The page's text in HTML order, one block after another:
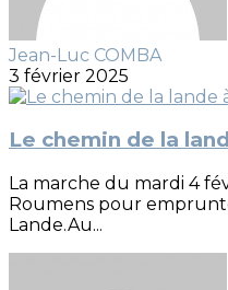
Jean-Luc COMBA
3 février 2025
Le chemin de la
La marche du mardi 4
Roumens pour
Lande.Au...